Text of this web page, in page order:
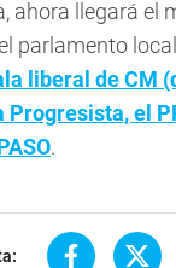
ahora llegará el
parlamento
liberal de CM
el
.